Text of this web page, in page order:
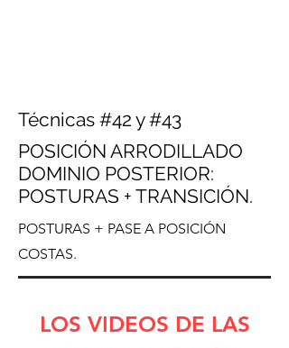
Técnicas #42 y #43
POSICIÓN ARRODILLADO
DOMINIO POSTERIOR:
POSTURAS + TRANSICIÓN.
POSTURAS + PASE A POSICIÓN
COSTAS.
LOS VIDEOS DE LAS